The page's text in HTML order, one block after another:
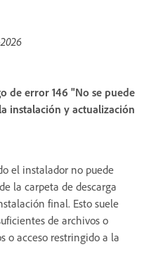
de error 146 "No se puede
instalación y actualización
el instalador no puede
la carpeta de descarga
final. Esto suele
de archivos o
o acceso restringido a la